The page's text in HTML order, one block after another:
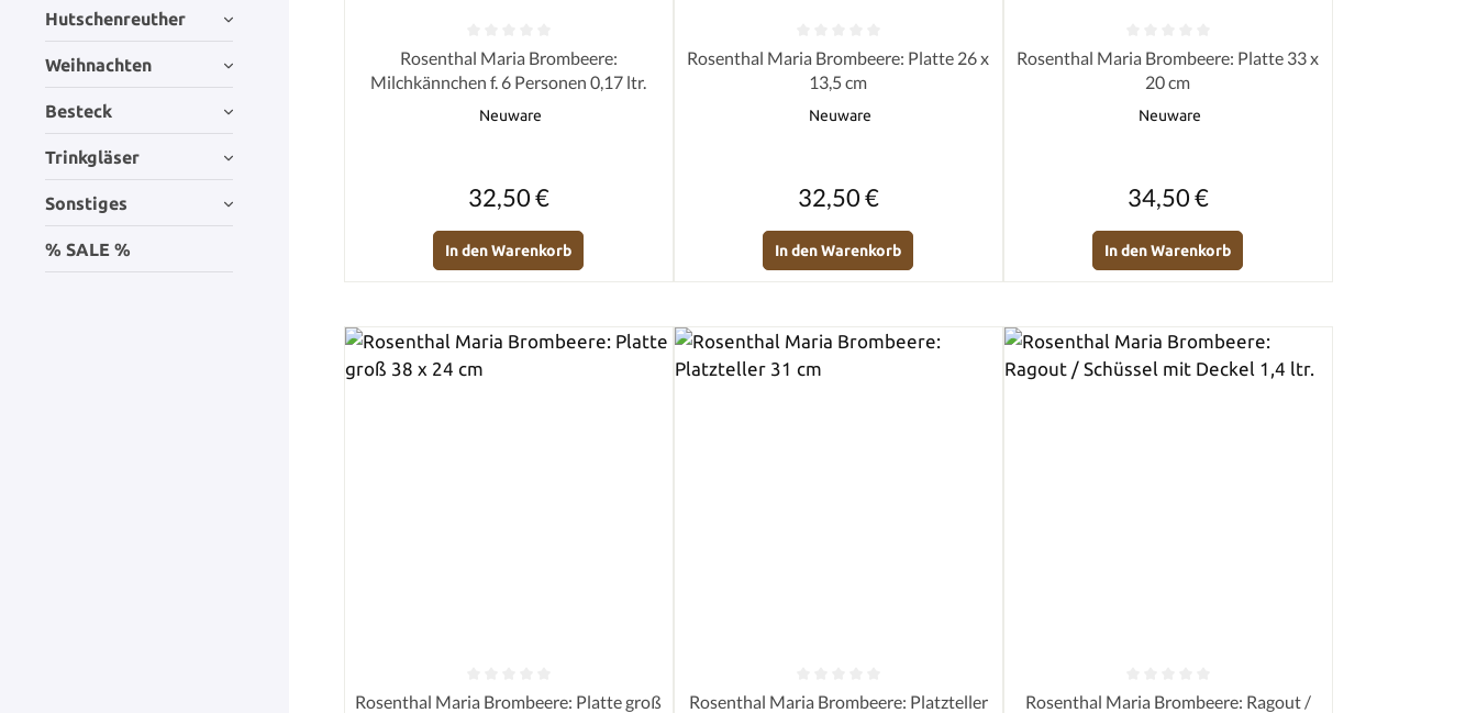
Hutschenreuther
Weihnachten
Besteck
Trinkgläser
Sonstiges
% SALE %
Durchschnittliche Bewertung von 0 von 5 Sternen
Rosenthal Maria Brombeere:
Milchkännchen f. 6 Personen 0,17 ltr.
Neuware
32,50 €
In den Warenkorb
Durchschnittliche Bewertung von 0 von 5 Sternen
Rosenthal Maria Brombeere: Platte 26 x
13,5 cm
Neuware
32,50 €
In den Warenkorb
Durchschnittliche Bewertung von 0 von 5 Sternen
Rosenthal Maria Brombeere: Platte 33 x
20 cm
Neuware
34,50 €
In den Warenkorb
Durchschnittliche Bewertung von 0 von 5 Sternen
Rosenthal Maria Brombeere: Platte groß
Durchschnittliche Bewertung von 0 von 5 Sternen
Rosenthal Maria Brombeere: Platzteller
Durchschnittliche Bewertung von 0 von 5 Sternen
Rosenthal Maria Brombeere: Ragout /